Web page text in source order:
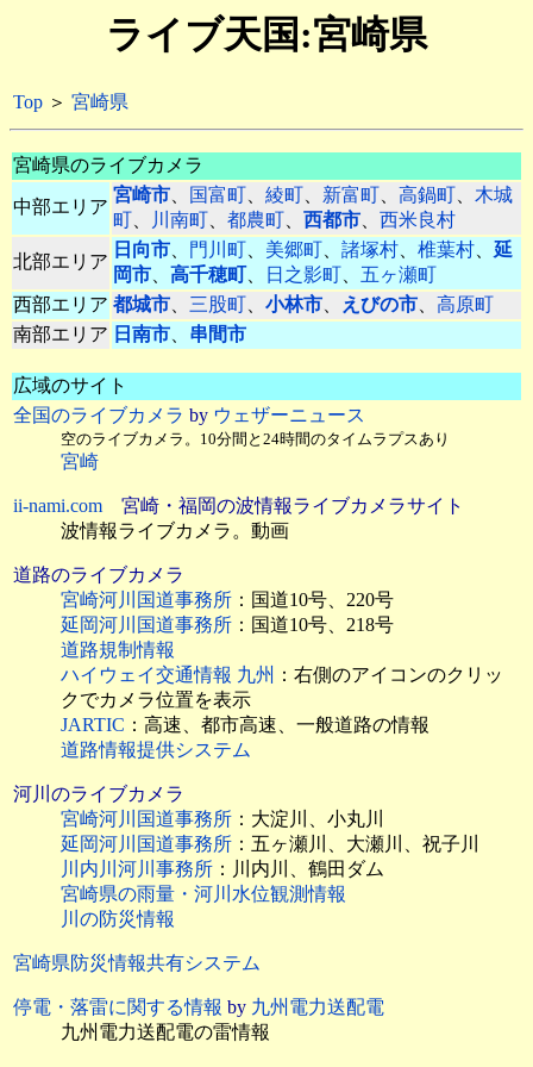
ライブ天国:宮崎県
Top ＞ 宮崎県
宮崎県のライブカメラ
中部エリア
宮崎市、 国富町、 綾町、 新富町、 高鍋町、 木城
町、 川南町、 都農町、 西都市、 西米良村
北部エリア
日向市、 門川町、 美郷町、 諸塚村、 椎葉村、 延
岡市、 高千穂町、 日之影町、 五ヶ瀬町
西部エリア 都城市、 三股町、 小林市、 えびの市、 高原町
南部エリア 日南市、 串間市
広域のサイト
全国のライブカメラ by ウェザーニュース
空のライブカメラ。10分間と24時間のタイムラプスあり
宮崎
ii-nami.com 宮崎・福岡の波情報ライブカメラサイト
波情報ライブカメラ。動画
道路のライブカメラ
宮崎河川国道事務所 ：国道10号、220号
延岡河川国道事務所 ：国道10号、218号
道路規制情報
ハイウェイ交通情報 九州 ：右側のアイコンのクリッ
クでカメラ位置を表示
JARTIC ：高速、都市高速、一般道路の情報
道路情報提供システム
河川のライブカメラ
宮崎河川国道事務所 ：大淀川、小丸川
延岡河川国道事務所 ：五ヶ瀬川、大瀬川、祝子川
川内川河川事務所 ：川内川、鶴田ダム
宮崎県の雨量・河川水位観測情報
川の防災情報
宮崎県防災情報共有システム
停電・落雷に関する情報 by 九州電力送配電
九州電力送配電の雷情報